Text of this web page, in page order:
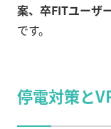
案、卒FITユーザ
です。
停電対策と